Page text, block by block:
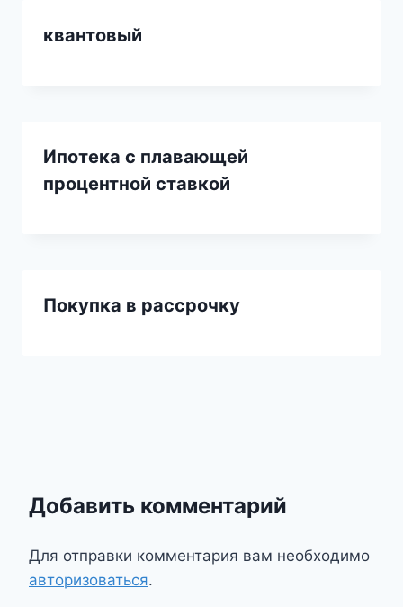
квантовый
Ипотека с плавающей
процентной ставкой
Покупка в рассрочку
Добавить комментарий
Для отправки комментария вам необходимо
авторизоваться.